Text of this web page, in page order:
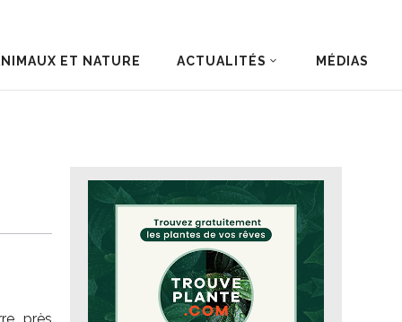
ET NATURE ACTUALITÉS MÉDIAS